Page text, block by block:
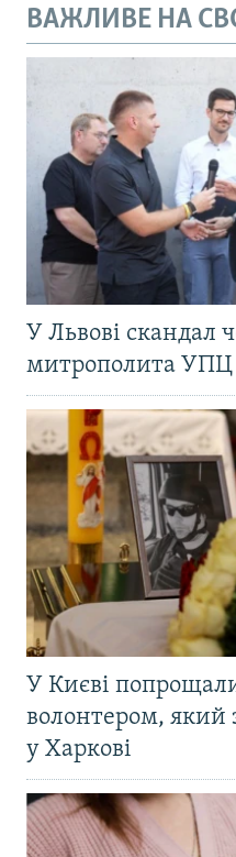
ВАЖЛИВЕ НА
У Львові скандал
митрополита УПЦ
У Києві
волонтером, який
у Харкові